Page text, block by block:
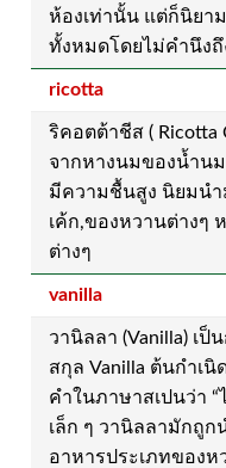
ห้องเท่านั้น แต่ก็นิยา
ทั้งหมดโดยไม่คำนึงถึ
ricotta
ริคอตต้าชีส ( Ricotta
จากหางนมของน้ำน
มีความชื้นสูง นิยมน
เค้ก,ของหวานต่างๆ
ต่างๆ
vanilla
วานิลลา (Vanilla) เ
สกุล Vanilla ต้นกำเ
คำในภาษาสเปนว่า “
เล็ก ๆ วานิลลามักถู
อาหารประเภทของห